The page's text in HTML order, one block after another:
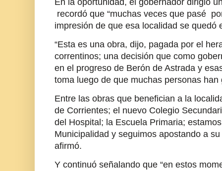
En la oportunidad, el gobernador dirigió
recordó que “muchas veces que pasé
impresión de que esa localidad se quedó
“Esta es una obra, dijo, pagada por el
correntinos; una decisión que como
en el progreso de Berón de Astrada y
toma luego de que muchas personas han
Entre las obras que benefician a la
de Corrientes; el nuevo Colegio
del Hospital; la Escuela Primaria;
Municipalidad y seguimos apostando a
afirmó.
Y continuó señalando que “en estos